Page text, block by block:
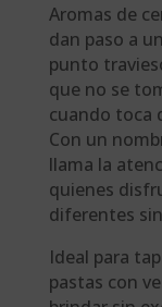
Aromas de
dan paso a
punto
que no se
cuando toca
Con un
llama la
quienes
diferentes
Ideal para
pastas con